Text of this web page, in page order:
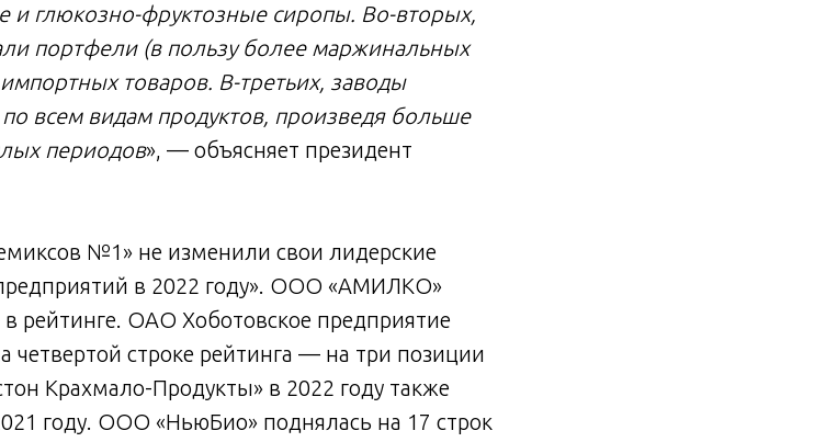
и глюкозно-фруктозные сиропы. Во-вторых,
портфели (в пользу более маржинальных
товаров. В-третьих, заводы
всем видам продуктов, произведя больше
периодов», — объясняет президент
№1» не изменили свои лидерские
в 2022 году». ООО «АМИЛКО»
рейтинге. ОАО Хоботовское предприятие
четвертой строке рейтинга — на три позиции
Крахмало-Продукты» в 2022 году также
году. ООО «НьюБио» поднялась на 17 строк